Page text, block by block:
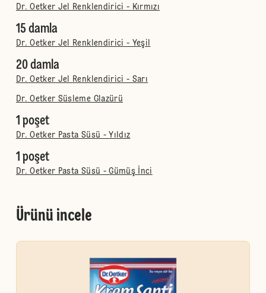
Dr. Oetker Jel Renklendirici - Kırmızı
15 damla
Dr. Oetker Jel Renklendirici - Yeşil
20 damla
Dr. Oetker Jel Renklendirici - Sarı
Dr. Oetker Süsleme Glazürü
1 poşet
Dr. Oetker Pasta Süsü - Yıldız
1 poşet
Dr. Oetker Pasta Süsü - Gümüş İnci
Ürünü incele